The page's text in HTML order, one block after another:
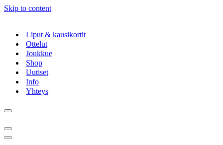
Skip to content
Liput & kausikortit
Ottelut
Joukkue
Shop
Uutiset
Info
Yhteys
Navigation
Navigation
Menu
Navigation